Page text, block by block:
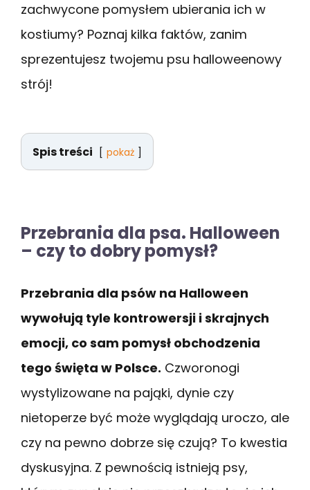
zachwycone pomysłem ubierania ich w
kostiumy? Poznaj kilka faktów, zanim
sprezentujesz twojemu psu halloweenowy
strój!
Spis treści pokaż
Przebrania dla psa. Halloween
– czy to dobry pomysł?
Przebrania dla psów na Halloween
wywołują tyle kontrowersji i skrajnych
emocji, co sam pomysł obchodzenia
tego święta w Polsce. Czworonogi
wystylizowane na pająki, dynie czy
nietoperze być może wyglądają uroczo, ale
czy na pewno dobrze się czują? To kwestia
dyskusyjna. Z pewnością istnieją psy,